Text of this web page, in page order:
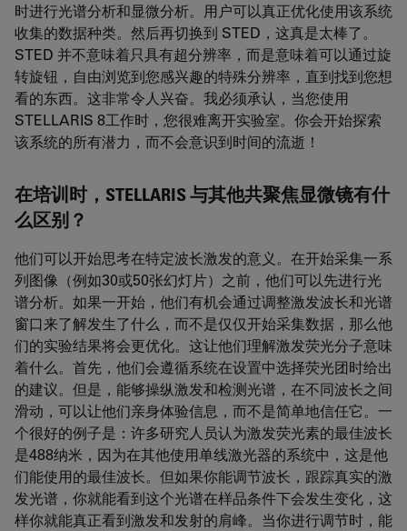
时进行光谱分析和显微分析。用户可以真正优化使用该系统
收集的数据种类。然后再切换到 STED，这真是太棒了。
STED 并不意味着只具有超分辨率，而是意味着可以通过旋
转旋钮，自由浏览到您感兴趣的特殊分辨率，直到找到您想
看的东西。这非常令人兴奋。我必须承认，当您使用
STELLARIS 8工作时，您很难离开实验室。你会开始探索
该系统的所有潜力，而不会意识到时间的流逝！
在培训时，STELLARIS 与其他共聚焦显微镜有什
么区别？
他们可以开始思考在特定波长激发的意义。在开始采集一系
列图像（例如30或50张幻灯片）之前，他们可以先进行光
谱分析。如果一开始，他们有机会通过调整激发波长和光谱
窗口来了解发生了什么，而不是仅仅开始采集数据，那么他
们的实验结果将会更优化。这让他们理解激发荧光分子意味
着什么。首先，他们会遵循系统在设置中选择荧光团时给出
的建议。但是，能够操纵激发和检测光谱，在不同波长之间
滑动，可以让他们亲身体验信息，而不是简单地信任它。一
个很好的例子是：许多研究人员认为激发荧光素的最佳波长
是488纳米，因为在其他使用单线激光器的系统中，这是他
们能使用的最佳波长。但如果你能调节波长，跟踪真实的激
发光谱，你就能看到这个光谱在样品条件下会发生变化，这
样你就能真正看到激发和发射的肩峰。当你进行调节时，能